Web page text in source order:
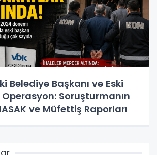
Belediye Başkanı ve Eski
Soruşturmanın
ve Müfettiş Raporları